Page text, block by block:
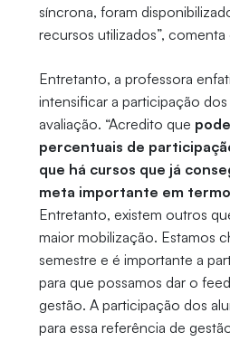
síncrona, foram
recursos utilizados”, comenta
Entretanto, a professora
intensificar a participação
avaliação. “Acredito que
percentuais de
que há cursos que já
meta importante em
Entretanto, existem outros
maior mobilização. Estamos
semestre e é importante a
para que possamos dar o
gestão. A participação dos
para essa referência de